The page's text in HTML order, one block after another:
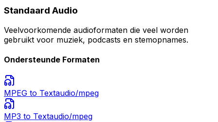
Standaard Audio
Veelvoorkomende audioformaten die veel worden
gebruikt voor muziek, podcasts en stemopnames.
Ondersteunde Formaten
MPEG to Textaudio/mpeg
MP3 to Textaudio/mpeg